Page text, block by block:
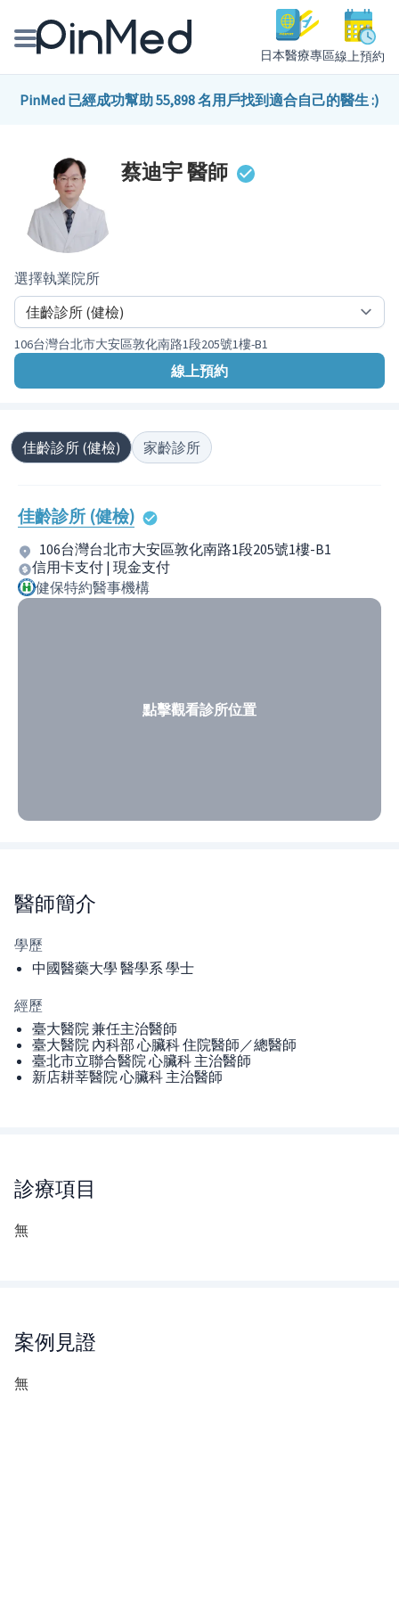
日本醫療專區線上預約
線上預約醫師、院所
健康主題館
PinMed 已經成功幫助 55,898 名用戶找到適合自己的醫生 :)
蔡迪宇醫師
選擇執業院所
106台灣台北市大安區敦化南路1段205號1樓-B1
線上預約
佳齡診所 (健檢) 家齡診所
佳齡診所 (健檢)
106台灣台北市大安區敦化南路1段205號1樓-B1
信用卡支付 | 現金支付
健保特約醫事機構
點擊觀看診所位置
醫師簡介
學歷
中國醫藥大學 醫學系 學士
經歷
臺大醫院 兼任主治醫師
臺大醫院 內科部 心臟科 住院醫師／總醫師
臺北市立聯合醫院 心臟科 主治醫師
新店耕莘醫院 心臟科 主治醫師
診療項目
無
案例見證
無